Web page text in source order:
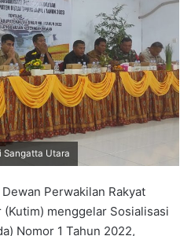
Sangatta Utara
Dewan Perwakilan Rakyat
(Kutim) menggelar Sosialisasi
Nomor 1 Tahun 2022,